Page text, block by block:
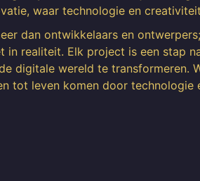
waar technologie en
dan ontwikkelaars en
in realiteit. Elk project is een stap
digitale wereld te transformeren.
tot leven komen door technologie